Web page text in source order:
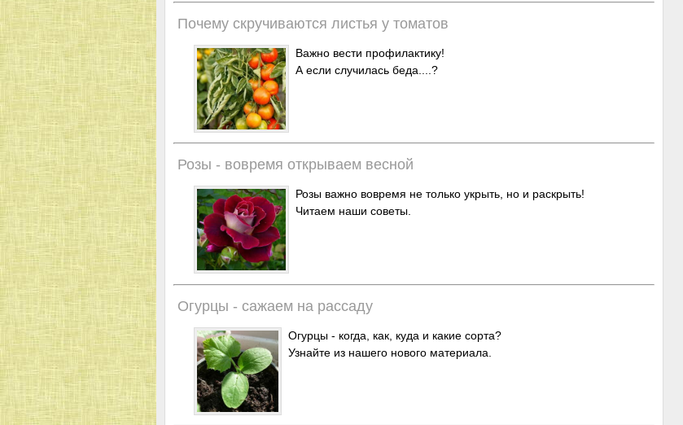
Почему скручиваются листья у томатов
Важно вести профилактику!
А если случилась беда....?
Розы - вовремя открываем весной
Розы важно вовремя не только укрыть, но и раскрыть!
Читаем наши советы.
Огурцы - сажаем на рассаду
Огурцы - когда, как, куда и какие сорта?
Узнайте из нашего нового материала.